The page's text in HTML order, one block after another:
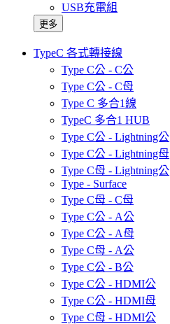
USB充電組
更多
TypeC 各式轉接線
Type C公 - C公
Type C公 - C母
Type C 多合1線
TypeC 多合1 HUB
Type C公 - Lightning公
Type C公 - Lightning母
Type C母 - Lightning公
Type - Surface
Type C母 - C母
Type C公 - A公
Type C公 - A母
Type C母 - A公
Type C公 - B公
Type C公 - HDMI公
Type C公 - HDMI母
Type C母 - HDMI公